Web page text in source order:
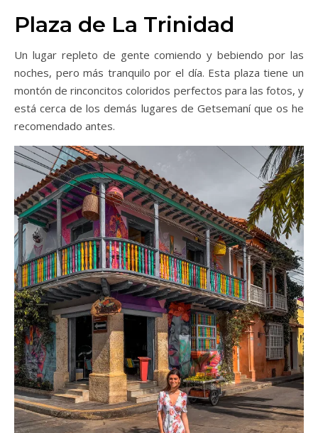
Plaza de La Trinidad
Un lugar repleto de gente comiendo y bebiendo por las
noches, pero más tranquilo por el día. Esta plaza tiene un
montón de rinconcitos coloridos perfectos para las fotos, y
está cerca de los demás lugares de Getsemaní que os he
recomendado antes.